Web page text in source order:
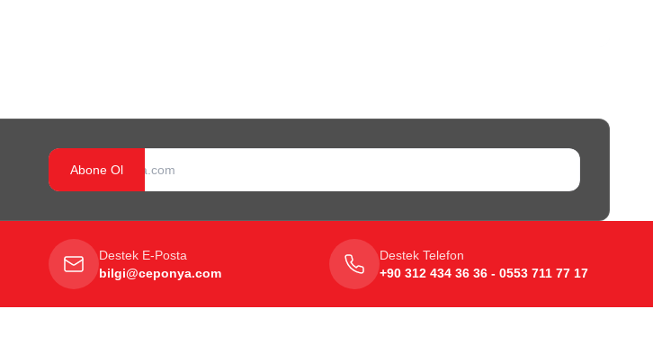
Abone Ol
Destek E-Posta
bilgi@ceponya.com
Destek Telefon
+90 312 434 36 36 - 0553 711 77 17